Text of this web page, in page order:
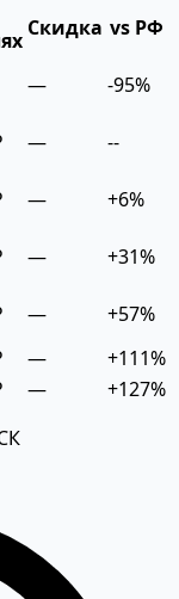
Скидка vs РФ
— -95%
— --
— +6%
— +31%
—
+57%
—
+111%
—
+127%